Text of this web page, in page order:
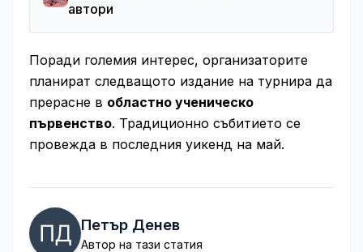
автори
Поради големия интерес, организаторите
планират следващото издание на турнира да
прерасне в областно ученическо
първенство. Традиционно събитието се
провежда в последния уикенд на май.
Петър Денев
Автор на тази статия